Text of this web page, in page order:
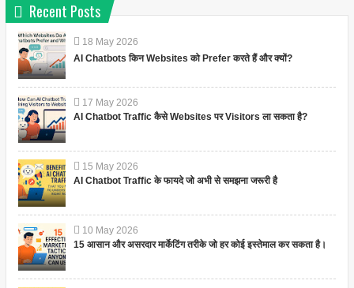
Recent Posts
18 May 2026
AI Chatbots किन Websites को Prefer करते हैं और क्यों?
17 May 2026
AI Chatbot Traffic कैसे Websites पर Visitors ला सकता है?
15 May 2026
AI Chatbot Traffic के फायदे जो अभी से समझना जरूरी है
10 May 2026
15 आसान और असरदार मार्केटिंग तरीके जो हर कोई इस्तेमाल कर सकता है।